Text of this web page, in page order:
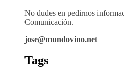
No dudes en pedirnos
Comunicación.
jose@mundovino.net
Tags